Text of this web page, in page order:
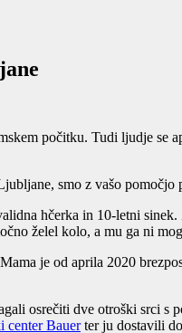
počitku. Tudi ljudje
smo z vašo pomočjo
hčerka in 10-letni
želel kolo, a mu ga ni
je od aprila 2020
osrečiti dve otroški srci
center Bauerter ju dostavili